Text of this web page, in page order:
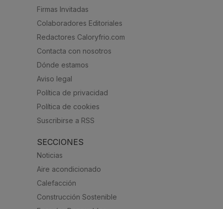
Firmas Invitadas
Colaboradores Editoriales
Redactores Caloryfrio.com
Contacta con nosotros
Dónde estamos
Aviso legal
Política de privacidad
Política de cookies
Suscribirse a RSS
SECCIONES
Noticias
Aire acondicionado
Calefacción
Construcción Sostenible